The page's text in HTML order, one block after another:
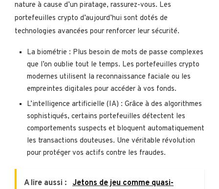
nature à cause d’un piratage, rassurez-vous. Les
portefeuilles crypto d’aujourd’hui sont dotés de
technologies avancées pour renforcer leur sécurité.
La biométrie : Plus besoin de mots de passe complexes
que l’on oublie tout le temps. Les portefeuilles crypto
modernes utilisent la reconnaissance faciale ou les
empreintes digitales pour accéder à vos fonds.
L’intelligence artificielle (IA) : Grâce à des algorithmes
sophistiqués, certains portefeuilles détectent les
comportements suspects et bloquent automatiquement
les transactions douteuses. Une véritable révolution
pour protéger vos actifs contre les fraudes.
A lire aussi : Jetons de jeu comme quasi-